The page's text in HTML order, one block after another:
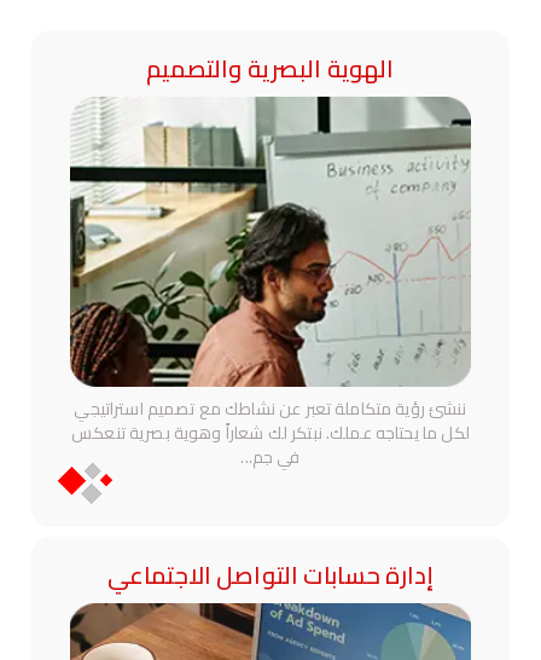
الهوية البصرية والتصميم
ننشئ رؤية متكاملة تعبر عن نشاطك مع تصميم استراتيجي
لكل ما يحتاجه عملك. نبتكر لك شعاراً وهوية بصرية تنعكس
في جم...
إدارة حسابات التواصل الاجتماعي